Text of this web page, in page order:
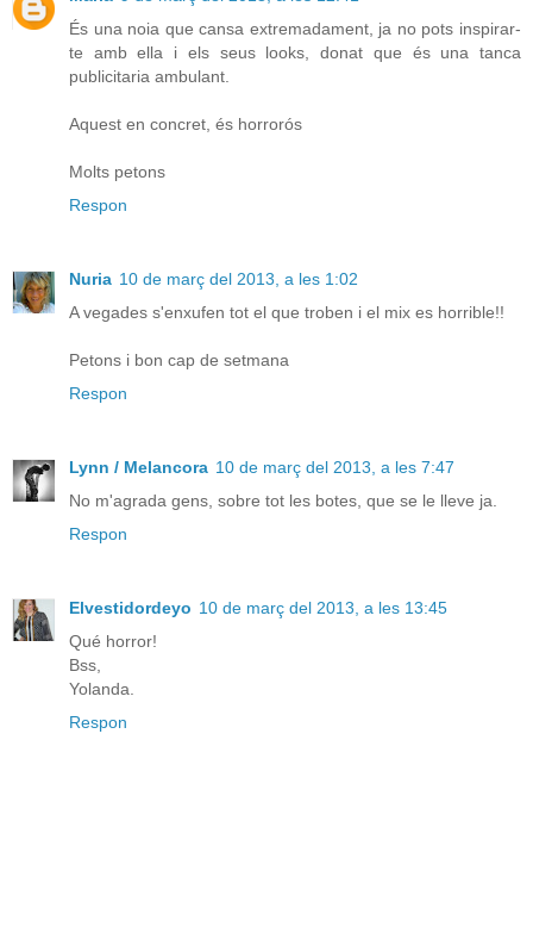
És una noia que cansa extremadament, ja no pots inspirar-
te amb ella i els seus looks, donat que és una tanca
publicitaria ambulant.
Aquest en concret, és horrorós
Molts petons
Respon
Nuria 10 de març del 2013, a les 1:02
A vegades s'enxufen tot el que troben i el mix es horrible!!
Petons i bon cap de setmana
Respon
Lynn / Melancora 10 de març del 2013, a les 7:47
No m'agrada gens, sobre tot les botes, que se le lleve ja.
Respon
Elvestidordeyo 10 de març del 2013, a les 13:45
Qué horror!
Bss,
Yolanda.
Respon